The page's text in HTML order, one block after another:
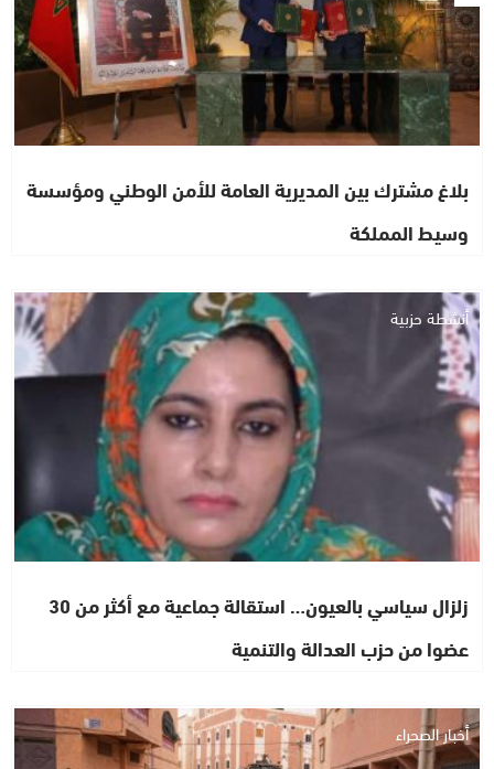
بلاغ مشترك بين المديرية العامة للأمن الوطني ومؤسسة
وسيط المملكة
أنشطة حزبية
زلزال سياسي بالعيون… استقالة جماعية مع أكثر من 30
عضوا من حزب العدالة والتنمية
أخبار الصحراء